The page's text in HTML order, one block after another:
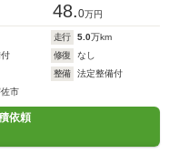
48.0万円
走行 5.0万km
修復
なし
整備
法定整備付
市
依頼